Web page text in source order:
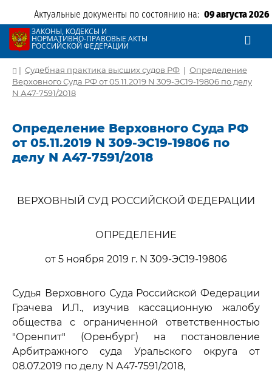
Актуальные документы по состоянию на: 09 августа 2026
ЗАКОНЫ, КОДЕКСЫ И
НОРМАТИВНО-ПРАВОВЫЕ АКТЫ
РОССИЙСКОЙ ФЕДЕРАЦИИ
| Судебная практика высших судов РФ | Определение
Верховного Суда РФ от 05.11.2019 N 309-ЭС19-19806 по делу
N А47-7591/2018
Определение Верховного Суда РФ
от 05.11.2019 N 309-ЭС19-19806 по
делу N А47-7591/2018
ВЕРХОВНЫЙ СУД РОССИЙСКОЙ ФЕДЕРАЦИИ
ОПРЕДЕЛЕНИЕ
от 5 ноября 2019 г. N 309-ЭС19-19806
Судья Верховного Суда Российской Федерации
Грачева И.Л., изучив кассационную жалобу
общества с ограниченной ответственностью
"Оренпит" (Оренбург) на постановление
Арбитражного суда Уральского округа от
08.07.2019 по делу N А47-7591/2018,